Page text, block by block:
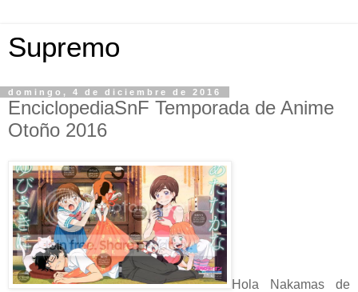
Supremo
domingo, 4 de diciembre de 2016
EnciclopediaSnF Temporada de Anime
Otoño 2016
Hola Nakamas de